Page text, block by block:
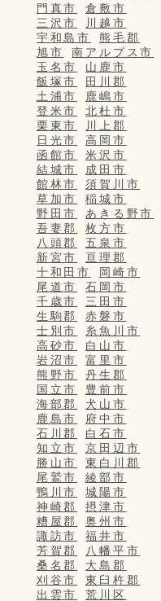
門真市
倉敷市
三沢市
川越市
宇和島市
熊毛郡
旭市
南アルプス市
玉名市
山鹿市
飯塚市
田川郡
土浦市
鹿嶋市
登米市
北杜市
栗東市
川上郡
日光市
高岡市
函館市
米沢市
結城市
成田市
館林市
須賀川市
草加市
稲城市
野田市
あきる野市
吾妻郡
枚方市
八頭郡
五泉市
新宮市
亘理郡
十和田市
岡崎市
尾道市
石岡市
千歳市
三田市
生駒郡
赤磐市
士別市
糸魚川市
高砂市
白山市
岩沼市
富里市
熊野市
丹生郡
国立市
豊前市
海部郡
犬山市
鹿島市
府中市
石川郡
白石市
知立市
京田辺市
勝山市
東白川郡
尾鷲市
綾部市
鴨川市
城陽市
神崎郡
摂津市
糟屋郡
奥州市
諏訪市
福井市
芳賀郡
八幡平市
桑名郡
大島郡
刈谷市
東臼杵郡
出雲市
荒川区